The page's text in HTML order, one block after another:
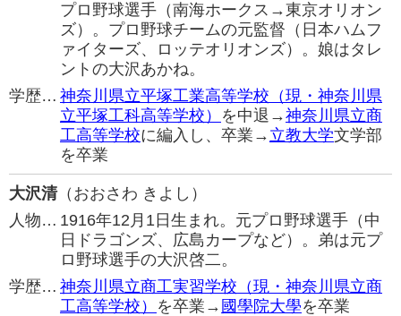
プロ野球選手（南海ホークス→東京オリオン
ズ）。プロ野球チームの元監督（日本ハムフ
ァイターズ、ロッテオリオンズ）。娘はタレ
ントの大沢あかね。
学歴… 神奈川県立平塚工業高等学校（現・神奈川県
立平塚工科高等学校） を中退→神奈川県立商
工高等学校に編入し、卒業→ 立教大学文学部
を卒業
大沢清（おおさわ きよし）
人物… 1916年12月1日生まれ。元プロ野球選手（中
日ドラゴンズ、広島カープなど）。弟は元プ
ロ野球選手の大沢啓二。
学歴… 神奈川県立商工実習学校（現・神奈川県立商
工高等学校） を卒業→ 國學院大學を卒業